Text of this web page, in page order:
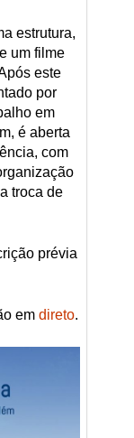
estrutura,
um filme
este
por
em
é aberta
com
troca de
prévia
em direto.